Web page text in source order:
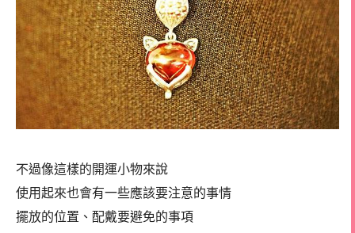
不過像這樣的開運小物來說
使用起來也會有一些應該要注意的事情
擺放的位置、配戴要避免的事項